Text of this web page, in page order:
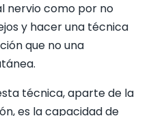
nervio como por no
y hacer una técnica
que no una
técnica, aparte de la
es la capacidad de